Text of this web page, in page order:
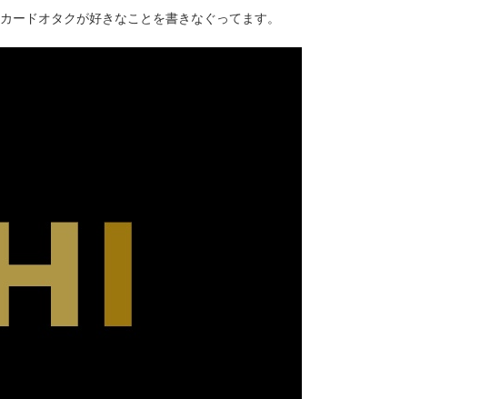
ドオタクが好きなことを書きなぐってます。